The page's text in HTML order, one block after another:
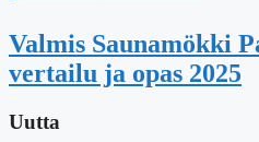
Valmis Saunamökki
vertailu ja opas 2025
Uutta